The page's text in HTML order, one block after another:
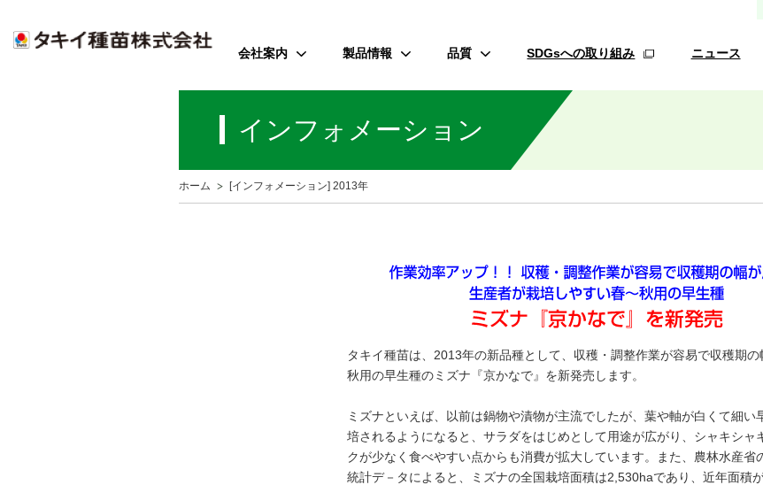
会社案内
会社のミッション
製品情報
花
品質
研究農場/品種開発
公的研究費の管理体制について
品質管理/品質検査
SDGsへの取り組み ニュース
インフォメーション
ホーム [インフォメーション] 2013年
タキイ種苗は、2013年の新品種として、収穫・調整作業が容易で収穫期の
秋用の早生種のミズナ『京かなで』を新発売します。
ミズナといえば、以前は鍋物や漬物が主流でしたが、葉や軸が白くて細い
培されるようになると、サラダをはじめとして用途が広がり、シャキシャ
クが少なく食べやすい点からも消費が拡大しています。また、農林水産省
統計デ－タによると、ミズナの全国栽培面積は2,530haであり、近年面積が